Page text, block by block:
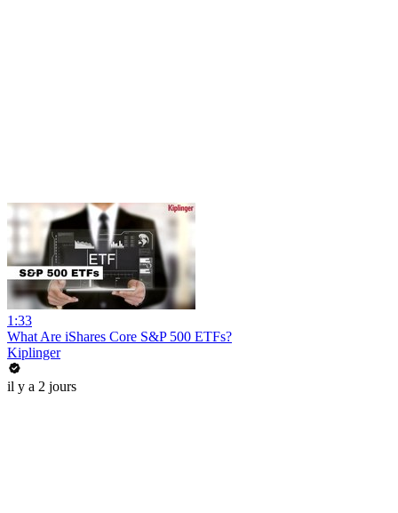
1:33
What Are iShares Core S&P 500 ETFs?
Kiplinger
il y a 2 jours